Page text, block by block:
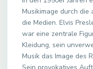
Musikimage durch die
die Medien. Elvis
war eine zentrale
Kleidung, sein
Musik das Image des